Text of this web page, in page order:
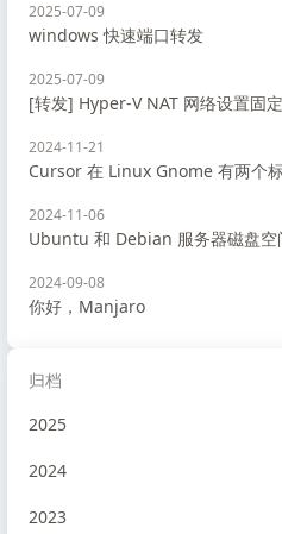
2025-07-09
windows 快速端口转发
2025-07-09
[转发] Hyper-V NAT 网络设置固
2024-11-21
Cursor 在 Linux Gnome 有两个
2024-11-06
Ubuntu 和 Debian 服务器磁盘空
2024-09-08
你好，Manjaro
归档
2025
2024
2023